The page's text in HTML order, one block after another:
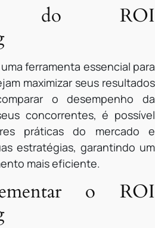
do ROI
ferramenta essencial para
maximizar seus resultados
o desempenho da
concorrentes, é possível
práticas do mercado e
estratégias, garantindo um
mais eficiente.
o ROI